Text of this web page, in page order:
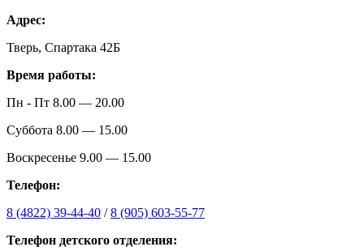
Адрес:
Тверь, Спартака 42Б
Время работы:
Пн - Пт 8.00 — 20.00
Суббота 8.00 — 15.00
Воскресенье 9.00 — 15.00
Телефон:
8 (4822) 39-44-40 /8 (905) 603-55-77
Телефон детского отделения: